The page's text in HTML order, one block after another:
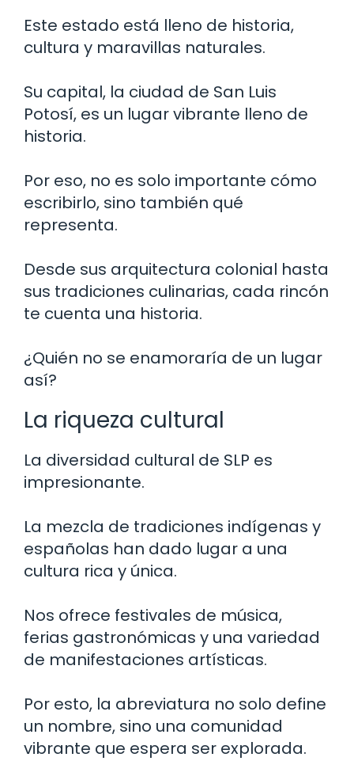
Este estado está lleno de historia,
cultura y maravillas naturales.
Su capital, la ciudad de San Luis
Potosí, es un lugar vibrante lleno de
historia.
Por eso, no es solo importante cómo
escribirlo, sino también qué
representa.
Desde sus arquitectura colonial hasta
sus tradiciones culinarias, cada rincón
te cuenta una historia.
¿Quién no se enamoraría de un lugar
así?
La riqueza cultural
La diversidad cultural de SLP es
impresionante.
La mezcla de tradiciones indígenas y
españolas han dado lugar a una
cultura rica y única.
Nos ofrece festivales de música,
ferias gastronómicas y una variedad
de manifestaciones artísticas.
Por esto, la abreviatura no solo define
un nombre, sino una comunidad
vibrante que espera ser explorada.